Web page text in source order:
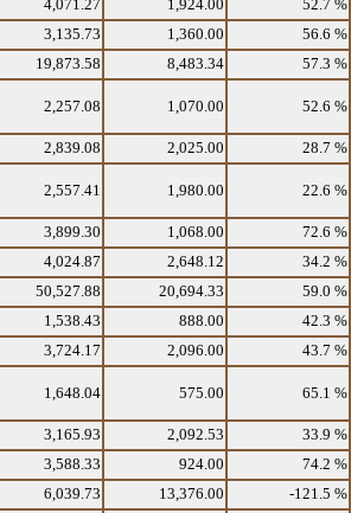
4,071.27 1,924.00 52.7 %
3,135.73 1,360.00 56.6 %
19,873.58 8,483.34 57.3 %
2,257.08 1,070.00 52.6 %
2,839.08 2,025.00 28.7 %
2,557.41 1,980.00 22.6 %
3,899.30 1,068.00 72.6 %
4,024.87 2,648.12 34.2 %
50,527.88 20,694.33 59.0 %
1,538.43 888.00 42.3 %
3,724.17 2,096.00 43.7 %
1,648.04 575.00 65.1 %
3,165.93 2,092.53 33.9 %
3,588.33 924.00 74.2 %
6,039.73 13,376.00 -121.5 %